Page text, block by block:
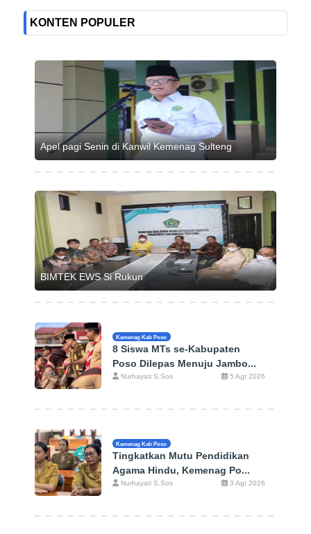
KONTEN POPULER
Apel pagi Senin di Kanwil Kemenag Sulteng
BIMTEK EWS Si Rukun
Kemenag Kab Poso
8 Siswa MTs se-Kabupaten
Poso Dilepas Menuju Jambo...
Nurhayati S.Sos 5 Agt 2026
Kemenag Kab Poso
Tingkatkan Mutu Pendidikan
Agama Hindu, Kemenag Po...
Nurhayati S.Sos 3 Agt 2026